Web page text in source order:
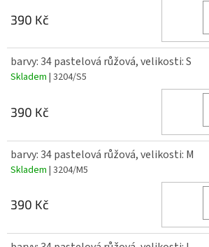
390 Kč
barvy: 34 pastelová růžová, velikosti: S
Skladem | 3204/S5
390 Kč
barvy: 34 pastelová růžová, velikosti: M
Skladem | 3204/M5
390 Kč